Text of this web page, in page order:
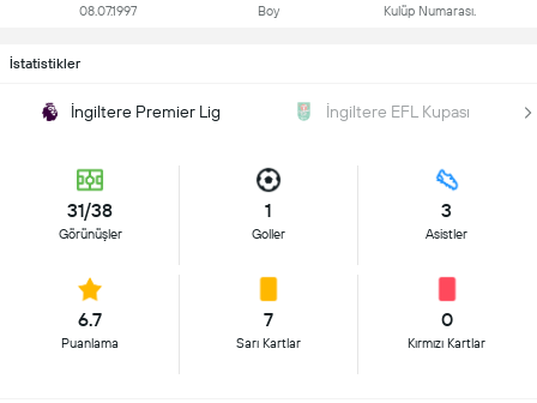
08.07.1997 Boy Kulüp Numarası.
İstatistikler
İngiltere Premier Lig İngiltere EFL Kupası
31/38
Görünüşler
1
Goller
3
Asistler
6.7
Puanlama
7
Sarı Kartlar
0
Kırmızı Kartlar